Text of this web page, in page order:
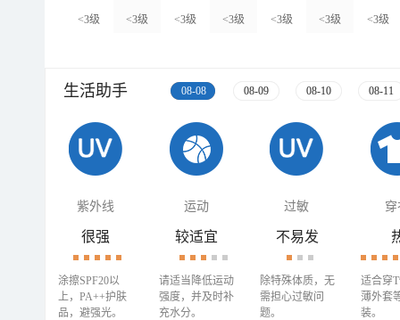
<3级 <3级 <3级 <3级 <3级 <3级 <3级
生活助手 08-08 08-09 08-10 08-11
紫外线 运动 过敏 穿
很强
涂擦SPF20以
上，PA++护肤
品，避强光。
较适宜
请适当降低运动
强度，并及时补
充水分。
不易发
除特殊体质，无
需担心过敏问
题。
适合穿
薄外套
装。